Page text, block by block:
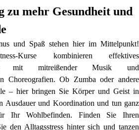
zu mehr Gesundheit und
und Spaß stehen hier im Mittelpunkt!
Kurse kombinieren effektives
mit mitreißender Musik und
Choreografien. Ob Zumba oder andere
– hier bringen Sie Körper und Geist in
Ausdauer und Koordination und tun ganz
Ihr Wohlbefinden. Finden Sie Ihren
den Alltagsstress hinter sich und tanzen